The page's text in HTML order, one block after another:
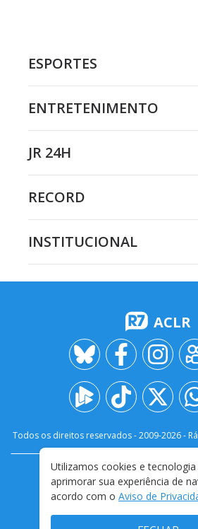
ESPORTES
ENTRETENIMENTO
JR 24H
RECORD
INSTITUCIONAL
ACLR
Todos os direitos reservados - 2009-2026-
FALE CONOSCO
TERMOS E CONDIÇÕES DE
Utilizamos cookies e tecnologia
aprimorar sua experiência de
acordo com o Aviso de